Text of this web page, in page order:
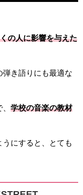
の人に影響を与えた
き語りにも最適な
学校の音楽の教材
にすると、とても